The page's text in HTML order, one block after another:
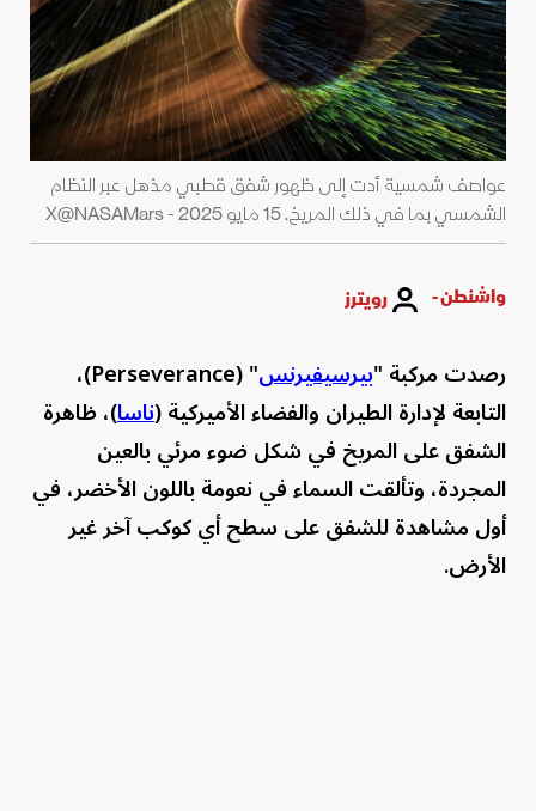
عواصف شمسية أدت إلى ظهور شفق قطبي مذهل عبر النظام
الشمسي بما في ذلك المريخ. 15 مايو 2025 - X@NASAMars
واشنطن - رويترز
رصدت مركبة "بيرسيفيرنس
" (Perseverance)،
التابعة لإدارة الطيران والفضاء الأميركية (ناسا)، ظاهرة
الشفق على المريخ في شكل ضوء مرئي بالعين
المجردة، وتألقت السماء في نعومة باللون الأخضر، في
أول مشاهدة للشفق على سطح أي كوكب آخر غير
الأرض.